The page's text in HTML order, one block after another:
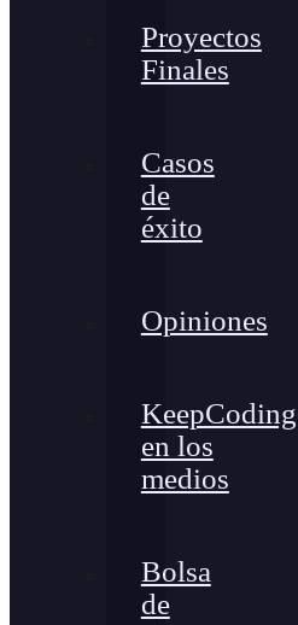
Proyectos
Finales
Casos
de
éxito
Opiniones
KeepCoding
en los
medios
Bolsa
de